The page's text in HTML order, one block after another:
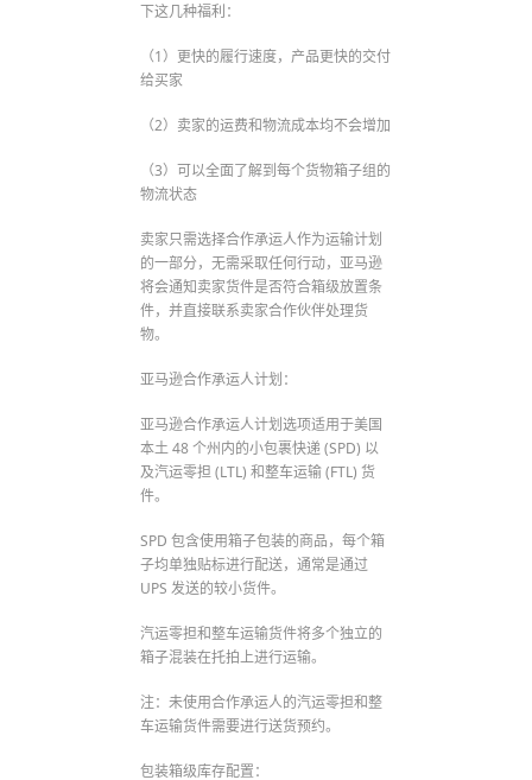
下这几种福利：
（1）更快的履行速度，产品更快的交付
给买家
（2）卖家的运费和物流成本均不会增加
（3）可以全面了解到每个货物箱子组的
物流状态
卖家只需选择合作承运人作为运输计划
的一部分，无需采取任何行动，亚马逊
将会通知卖家货件是否符合箱级放置条
件，并直接联系卖家合作伙伴处理货
物。
亚马逊合作承运人计划：
亚马逊合作承运人计划选项适用于美国
本土 48 个州内的小包裹快递 (SPD) 以
及汽运零担 (LTL) 和整车运输 (FTL) 货
件。
SPD 包含使用箱子包装的商品，每个箱
子均单独贴标进行配送，通常是通过
UPS 发送的较小货件。
汽运零担和整车运输货件将多个独立的
箱子混装在托拍上进行运输。
注：未使用合作承运人的汽运零担和整
车运输货件需要进行送货预约。
包装箱级库存配置：